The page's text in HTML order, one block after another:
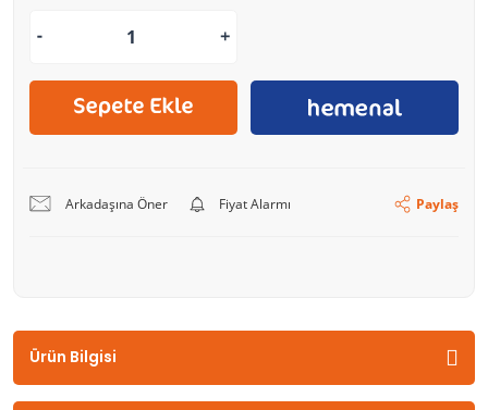
Arkadaşına Öner Fiyat Alarmı Paylaş
Ürün Bilgisi